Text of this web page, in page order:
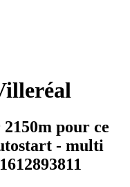
pour ce
- multi